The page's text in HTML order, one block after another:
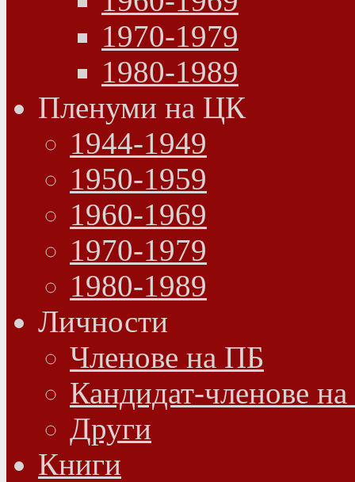
1970-1979
1980-1989
Пленуми на ЦК
1944-1949
1950-1959
1960-1969
1970-1979
1980-1989
Личности
Членове на ПБ
Кандидат-членове
Други
Книги